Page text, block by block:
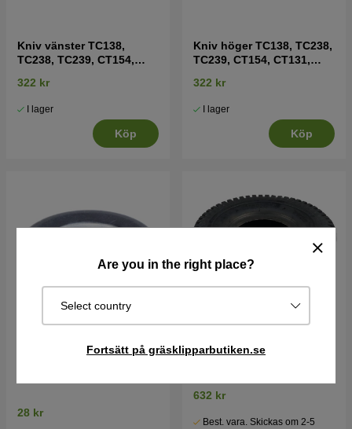
Are you in the right place?
Select country
Fortsätt på gräsklipparbutiken.se
Kniv vänster TC138,
TC238, TC239, CT154,
322 kr
I lager
Köp
Kniv höger TC138, TC238,
TC239, CT154, CT131,
322 kr
I lager
Köp
Bricka, 13X20X2
28 kr
Däck, fram 15X6-6"
632 kr
Best. vara. Skickas om 2-5